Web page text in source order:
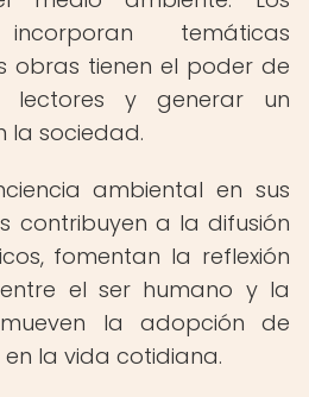
temáticas
obras tienen el poder de
lectores y generar un
la sociedad.
ambiental en sus
contribuyen a la difusión
fomentan la reflexión
el ser humano y la
la adopción de
la vida cotidiana.